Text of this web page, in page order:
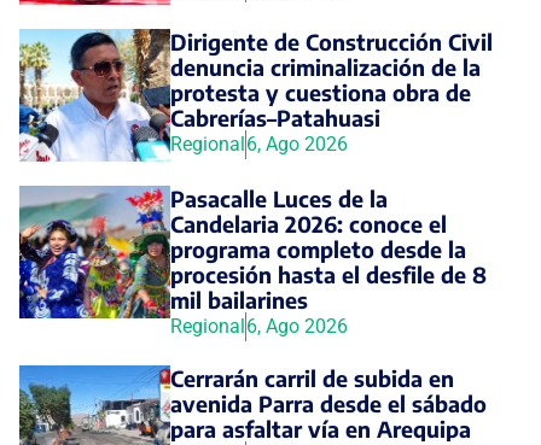
Dirigente de Construcción Civil
denuncia criminalización de la
protesta y cuestiona obra de
Cabrerías–Patahuasi
Regional6, Ago 2026
Pasacalle Luces de la
Candelaria 2026: conoce el
programa completo desde la
procesión hasta el desfile de 8
mil bailarines
Regional6, Ago 2026
Cerrarán carril de subida en
avenida Parra desde el sábado
para asfaltar vía en Arequipa